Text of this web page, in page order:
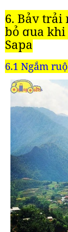
6. Bảy trải
bỏ qua khi
Sapa
6.1 Ngắm